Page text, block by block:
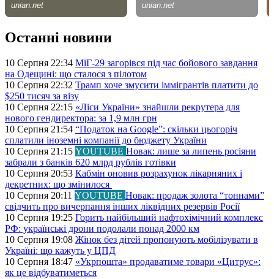
Останні новини
10 Серпня 22:34 МіГ-29 загорівся під час бойового завдання
на Одещині: що сталося з пілотом
10 Серпня 22:32 Трамп хоче змусити іммігрантів платити до
$250 тисяч за візу
10 Серпня 22:15 «Ліси України» знайшли рекрутера для
нового гендиректора: за 1,9 млн грн
10 Серпня 21:54 “Податок на Google”: скільки цьогоріч
сплатили іноземні компанії до бюджету України
10 Серпня 21:15 YOUTUBE Новак: лише за липень росіяни
забрали з банків 620 млрд рублів готівки
10 Серпня 20:53 Кабмін оновив розрахунок лікарняних і
декретних: що змінилося
10 Серпня 20:11 YOUTUBE Новак: продаж золота “тоннами”
свідчить про вичерпання інших ліквідних резервів Росії
10 Серпня 19:25 Горить найбільший нафтохімічний комплекс
РФ: українські дрони подолали понад 2000 км
10 Серпня 19:08 Жінок без дітей пропонують мобілізувати в
Україні: що кажуть у ЦПД
10 Серпня 18:47 «Укрпошта» продаватиме товари «Цитрус»:
як це відбуватиметься